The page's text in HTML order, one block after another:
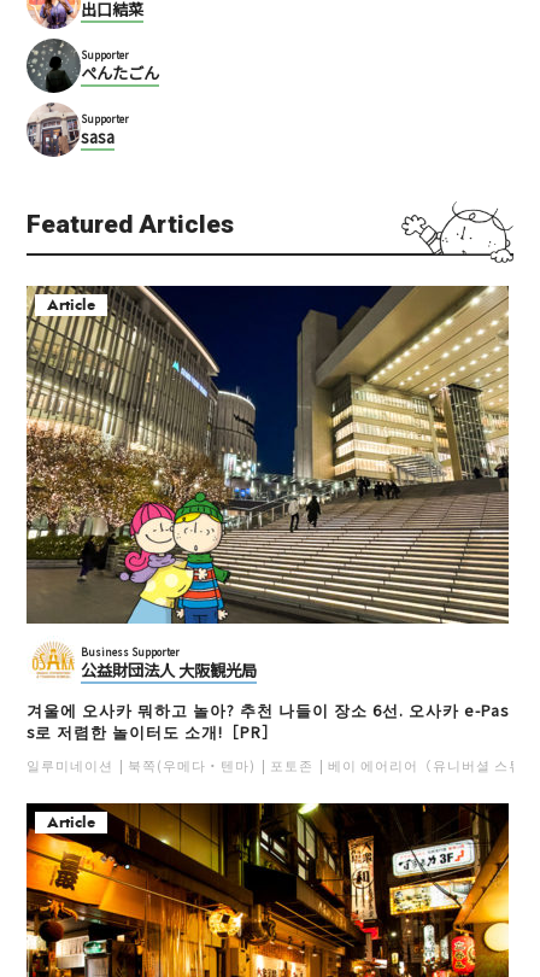
出口結菜
Supporter
ぺんたごん
Supporter
sasa
Featured Articles
Article
Business Supporter
公益財団法人 大阪観光局
겨울에 오사카 뭐하고 놀아? 추천 나들이 장소 6선. 오사카 e-Pas
s로 저렴한 놀이터도 소개!［PR］
일루미네이션 북쪽(우메다・텐마) 포토존 베이 에어리어（유니버셜 스튜
Article